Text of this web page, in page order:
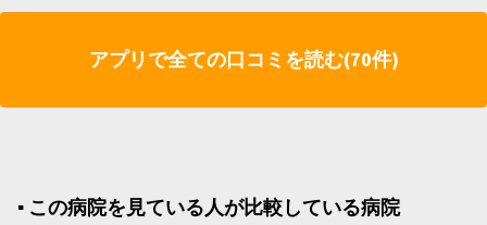
アプリで全ての口コミを読む(70件)
▪︎ この病院を見ている人が比較している病院